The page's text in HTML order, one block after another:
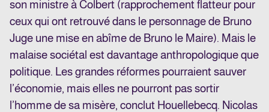
son ministre à Colbert (rapprochement flatteur pour
ceux qui ont retrouvé dans le personnage de Bruno
Juge une mise en abîme de Bruno le Maire). Mais le
malaise sociétal est davantage anthropologique que
politique. Les grandes réformes pourraient sauver
l’économie, mais elles ne pourront pas sortir
l’homme de sa misère, conclut Houellebecq. Nicolas